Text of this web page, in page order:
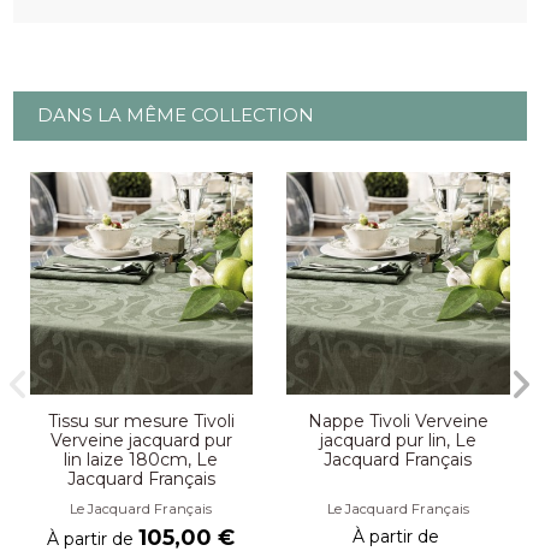
DANS LA MÊME COLLECTION
Tissu sur mesure Tivoli
Verveine jacquard pur
lin laize 180cm, Le
Jacquard Français
Le Jacquard Français
À partir de105,00 €
Nappe Tivoli Verveine
jacquard pur lin, Le
Jacquard Français
Le Jacquard Français
À partir de